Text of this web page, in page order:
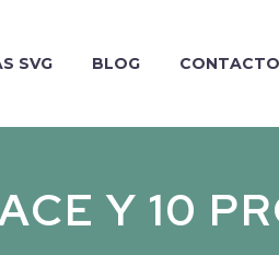
SVG BLOG CONTACTO
Y 10